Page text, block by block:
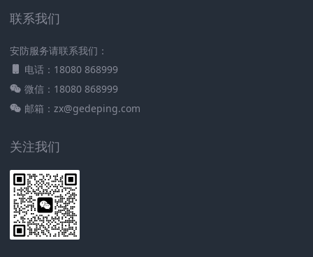
联系我们
安防服务请联系我们：
电话：18080 868999
微信：18080 868999
邮箱：zx@gedeping.com
关注我们